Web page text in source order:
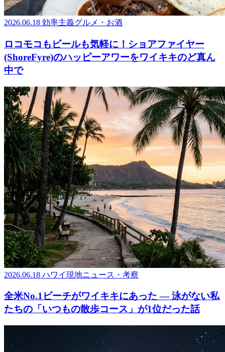
2026.06.18 効率主義グルメ・お酒
ロコモコもビールも気軽に！ショアファイヤー
(ShoreFyre)のハッピーアワーをワイキキのど真ん
中で
2026.06.18 ハワイ現地ニュース・考察
全米No.1ビーチがワイキキにあった ― 泳がない私
たちの「いつもの散歩コース」が1位だった話